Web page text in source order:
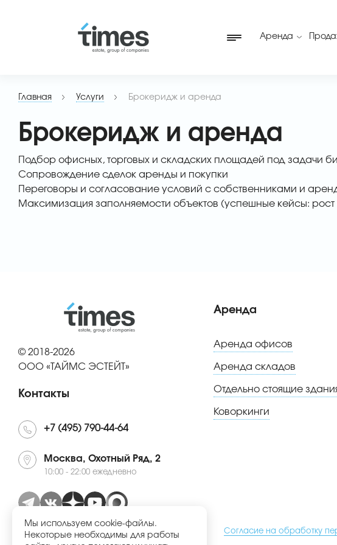
Аренда
Главная Услуги Брокеридж и аренда
Брокеридж и аренда
Подбор офисных, торговых и складских площадей под задачи
Сопровождение сделок аренды и покупки
Переговоры и согласование условий с собственниками и
Максимизация заполняемости объектов (успешные кейсы: рост
© 2018-2026
ООО «ТАЙМС ЭСТЕЙТ»
Контакты
+7 (495) 790-44-64
Москва, Охотный Ряд, 2
10:00 - 22:00 ежедневно
Аренда
Аренда офисов
Аренда складов
Отдельно стоящие
Коворкинги
Политика конфиденциальности Согласие на обработку
Мы используем cookie-файлы.
Некоторые необходимы для работы